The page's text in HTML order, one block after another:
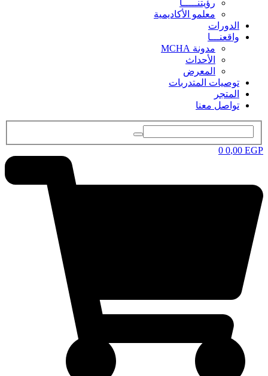
رؤيتنـــــا
معلمو الأكاديمية
الدورات
واقعنـــا
مدونة MCHA
الأحداث
المعرض
توصيات المتدربات
المتجر
تواصل معنا
0,00 EGP
0